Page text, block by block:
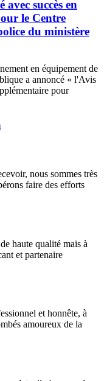
avec succès en
le Centre
du ministère
en équipement de
a annoncé « l'Avis
pour
nous sommes très
faire des efforts
haute qualité mais à
et partenaire
et honnête, à
amoureux de la